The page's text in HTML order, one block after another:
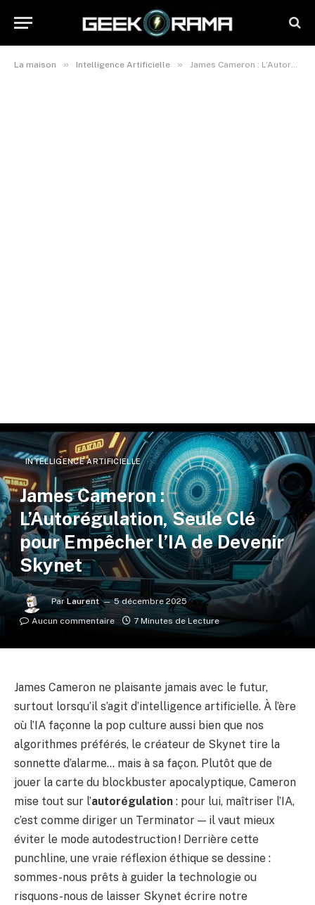
La maison » Intelligence Artificielle » James Cameron : L’Autorégulation, Seule Clé pour Empêcher l’IA de Devenir Skynet
INTELLIGENCE ARTIFICIELLE
James Cameron :
L’Autorégulation, Seule Clé
pour Empêcher l’IA de Devenir
Skynet
Par Laurent
5 décembre 2025
Aucun commentaire
7 Minutes de Lecture
James Cameron ne plaisante jamais avec le futur,
surtout lorsqu’il s’agit d’intelligence artificielle. À l’ère
où l’IA façonne la pop culture aussi bien que nos
algorithmes préférés, le créateur de Skynet tire la
sonnette d’alarme… mais à sa façon. Plutôt que de
jouer la carte du blockbuster apocalyptique, Cameron
mise tout sur l’autorégulation : pour lui, maîtriser l’IA,
c’est comme diriger un Terminator — il vaut mieux
éviter le mode autodestruction ! Derrière cette
punchline, une vraie réflexion éthique se dessine :
sommes-nous prêts à guider la technologie ou
risquons-nous de laisser Skynet écrire notre